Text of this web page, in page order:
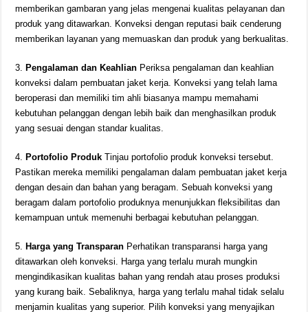
memberikan gambaran yang jelas mengenai kualitas pelayanan dan
produk yang ditawarkan. Konveksi dengan reputasi baik cenderung
memberikan layanan yang memuaskan dan produk yang berkualitas.
3. Pengalaman dan Keahlian Periksa pengalaman dan keahlian
konveksi dalam pembuatan jaket kerja. Konveksi yang telah lama
beroperasi dan memiliki tim ahli biasanya mampu memahami
kebutuhan pelanggan dengan lebih baik dan menghasilkan produk
yang sesuai dengan standar kualitas.
4. Portofolio Produk Tinjau portofolio produk konveksi tersebut.
Pastikan mereka memiliki pengalaman dalam pembuatan jaket kerja
dengan desain dan bahan yang beragam. Sebuah konveksi yang
beragam dalam portofolio produknya menunjukkan fleksibilitas dan
kemampuan untuk memenuhi berbagai kebutuhan pelanggan.
5. Harga yang Transparan Perhatikan transparansi harga yang
ditawarkan oleh konveksi. Harga yang terlalu murah mungkin
mengindikasikan kualitas bahan yang rendah atau proses produksi
yang kurang baik. Sebaliknya, harga yang terlalu mahal tidak selalu
menjamin kualitas yang superior. Pilih konveksi yang menyajikan